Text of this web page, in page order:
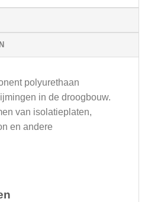
polyurethaan
in de droogbouw.
van isolatieplaten,
en andere